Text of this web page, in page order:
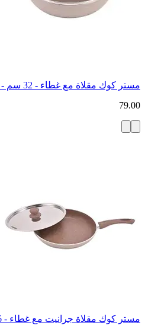
مستر كوك مقلاة مع غطاء - 32 سم - 1153/G/32C
79.00
مستر كوك مقلاة جرانيت مع غطاء - 26 سم - 1157/G/26